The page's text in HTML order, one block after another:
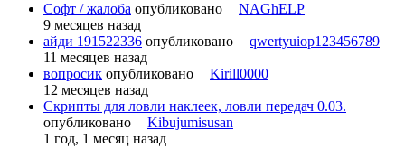
Софт / жалоба опубликовано
NAGhELP
9 месяцев назад
айди 191522336 опубликовано
qwertyuiop123456789
11 месяцев назад
вопросик опубликовано
Kirill0000
12 месяцев назад
Скрипты для ловли наклеек, ловли передач 0.03.
опубликовано
Kibujumisusan
1 год, 1 месяц назад